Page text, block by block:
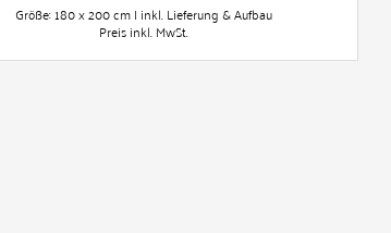
Größe: 180 x 200 cm | inkl. Lieferung & Aufbau
Preis inkl. MwSt.